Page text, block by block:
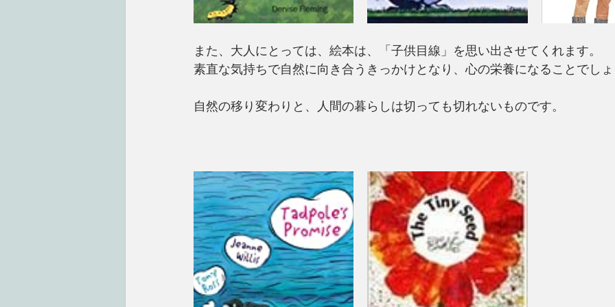
また、大人にとっては、絵本は、「子供目線」を思い出させてくれます。
素直な気持ちで自然に向き合うきっかけとなり、心の栄養になることでし
自然の移り変わりと、人間の暮らしは切っても切れないものです。